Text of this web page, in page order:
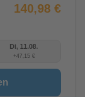
140,98 €
Di, 11.08.
+47,15 €